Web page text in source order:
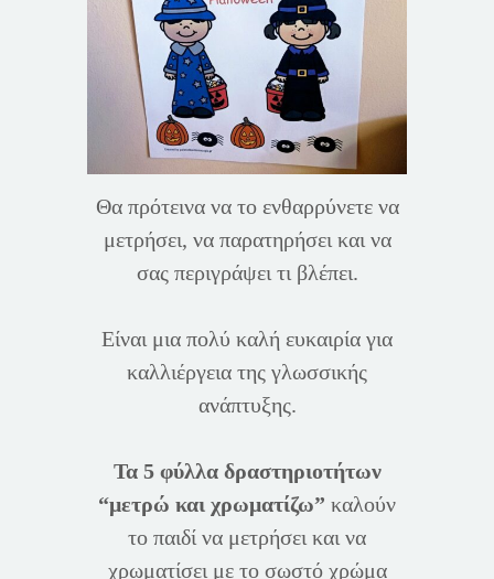
Θα πρότεινα να το ενθαρρύνετε να
μετρήσει, να παρατηρήσει και να
σας περιγράψει τι βλέπει.
Είναι μια πολύ καλή ευκαιρία για
καλλιέργεια της γλωσσικής
ανάπτυξης.
Τα 5 φύλλα δραστηριοτήτων
“μετρώ και χρωματίζω” καλούν
το παιδί να μετρήσει και να
χρωματίσει με το σωστό χρώμα